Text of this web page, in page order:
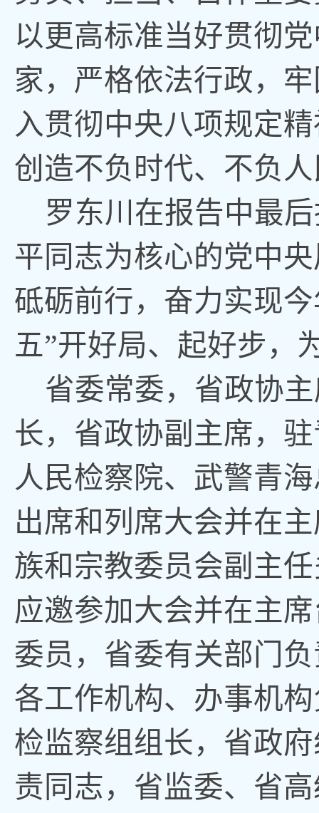
以更高标准当好贯彻
家，严格依法行政，
入贯彻中央八项规定
创造不负时代、不负
罗东川在报告中最
平同志为核心的党中
砥砺前行，奋力实现
五”开好局、起好步 ，
省委常委， 省政协
长，省政协副主席，
人民检察院、武警青
出席和列席大会并在
族和宗教委员会副主
应邀参加大会并在主
委员，省委有关部门
各工作机构、办事机
检监察组组长，省政
责同志， 省监委、省